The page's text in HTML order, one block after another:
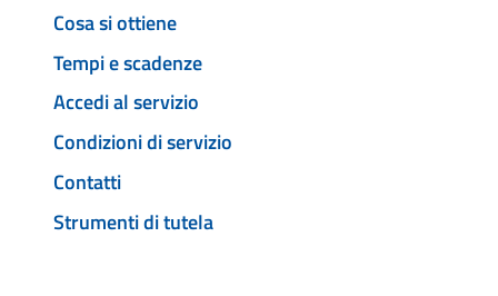
Cosa si ottiene
Tempi e scadenze
Accedi al servizio
Condizioni di servizio
Contatti
Strumenti di tutela